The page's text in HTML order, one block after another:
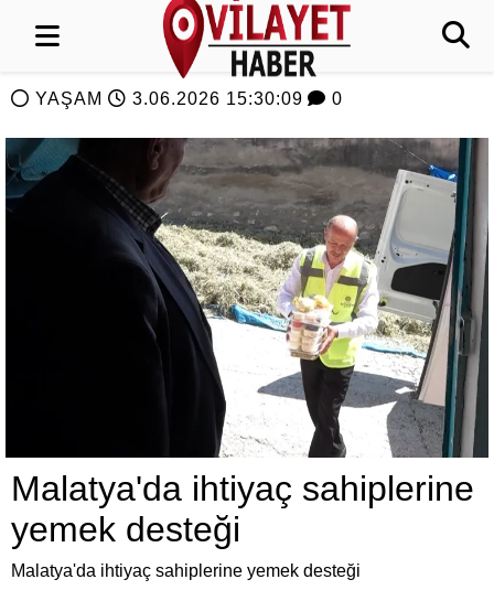
YAŞAM 3.06.2026 15:30:09 0
Malatya'da ihtiyaç sahiplerine
yemek desteği
Malatya'da ihtiyaç sahiplerine yemek desteği